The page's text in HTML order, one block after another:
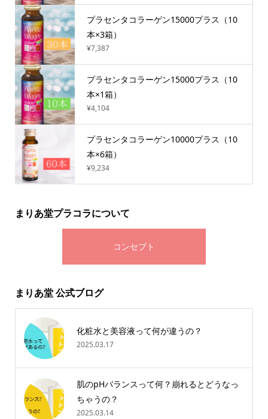
プラセンタコラーゲン15000プラス（10
本×3箱）
¥7,387
プラセンタコラーゲン15000プラス（10
本×1箱）
¥4,104
プラセンタコラーゲン10000プラス（10
本×6箱）
¥9,234
まりあ堂プラコラについて
コンセプト
まりあ堂 公式ブログ
化粧水と美容液って何が違うの？
2025.03.17
肌のpHバランスって何？崩れるとどうなっ
ちゃうの？
2025.03.14